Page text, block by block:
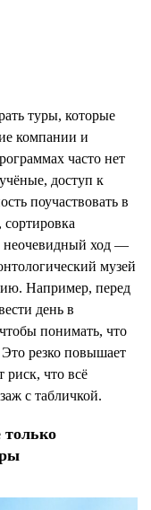
туры, которые
компании и
часто нет
доступ к
поучаствовать в
неочевидный ход —
музей
Например, перед
день в
понимать, что
резко повышает
риск, что всё
с табличкой.